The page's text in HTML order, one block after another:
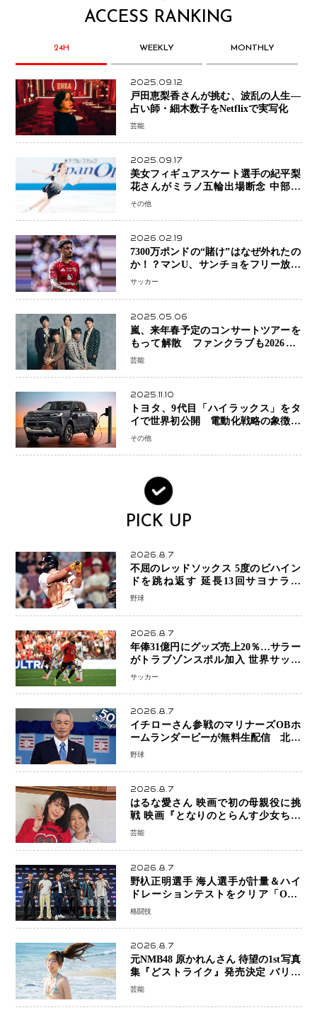
ACCESS RANKING
24H WEEKLY MONTHLY
2025.09.12
戸田恵梨香さんが挑む、波乱の人生―
占い師・細木数子をNetflixで実写化
芸能
2025.09.17
美女フィギュアスケート選手の紀平梨
花さんがミラノ五輪出場断念 中部選
手権欠場を発表「安全最優先の判断」
その他
2026.02.19
7300万ポンドの“賭け”はなぜ外れたの
か！？マンU、サンチョをフリー放出
へ・・・補強戦略の転換点に
サッカー
2025.05.06
嵐、来年春予定のコンサートツアーを
もって解散 ファンクラブも2026年5
月末で活動終了
芸能
2025.11.10
トヨタ、9代目「ハイラックス」をタ
イで世界初公開 電動化戦略の象徴と
なるBEVモデルを初設定
その他
PICK UP
2026.8.7
不屈のレッドソックス 5度のビハイン
ドを跳ね返す 延長13回サヨナラ勝
ち 吉田正尚選手も2安打1打点で貢献 4
野球
2026.8.7
年俸31億円にグッズ売上20％…サラー
がトラブゾンスポル加入 世界サッカ
ーは「五大リーグ一強」から新時代へ
サッカー
2026.8.7
イチローさん参戦のマリナーズOBホ
ームランダービーが無料生配信 北米
ならではの“魅せる興行”に世界が注目
野球
2026.8.7
はるな愛さん 映画で初の母親役に挑
戦 映画『となりのとらんす少女ちゃ
ん』11月7日公開 未来の自分との対話
芸能
2026.8.7
野杁正明選手 海人選手が計量＆ハイ
ドレーションテストをクリア「ONE
SAMURAI 2」決戦へ万全の準備整う
格闘技
2026.8.7
元NMB48 原かれんさん 待望の1st写真
集『どストライク』発売決定 バリで
魅せる25歳の新境地
芸能